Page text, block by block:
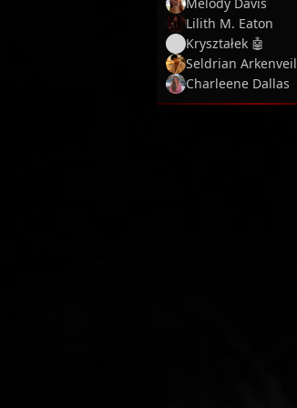
Lilith M. Eaton
Kryształek 🤖
Seldrian Arkenveil
Charleene Dallas